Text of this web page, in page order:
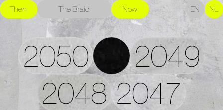
Then The Braid Now EN NL
2050
2049
2048 2047